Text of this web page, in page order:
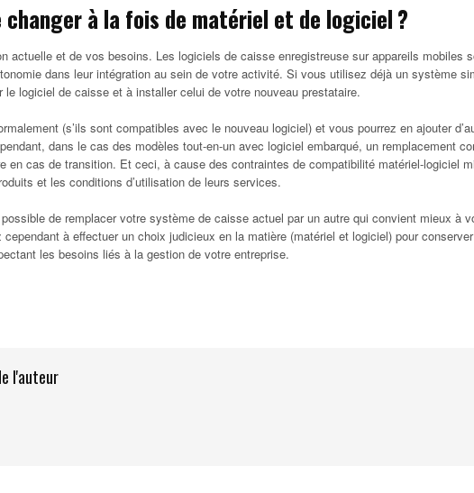
à la fois de matériel et de logiciel ?
actuelle et de vos besoins. Les logiciels de caisse enregistreuse sur appareils mobiles
dans leur intégration au sein de votre activité. Si vous utilisez déjà un système
le logiciel de caisse et à installer celui de votre nouveau prestataire.
(s’ils sont compatibles avec le nouveau logiciel) et vous pourrez en ajouter
dans le cas des modèles tout-en-un avec logiciel embarqué, un remplacement
en cas de transition. Et ceci, à cause des contraintes de compatibilité matériel-logiciel
et les conditions d’utilisation de leurs services.
de remplacer votre système de caisse actuel par un autre qui convient mieux à
à effectuer un choix judicieux en la matière (matériel et logiciel) pour
les besoins liés à la gestion de votre entreprise.
l'auteur